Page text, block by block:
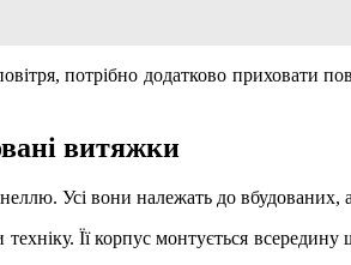
потрібно додатково приховати
витяжки
Усі вони належать до вбудованих,
Її корпус монтується